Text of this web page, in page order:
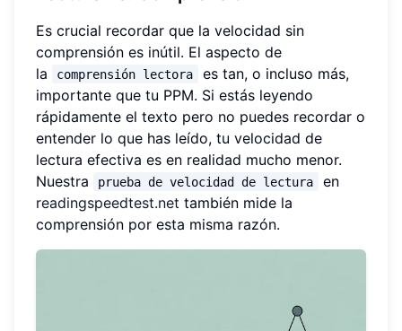
Es crucial recordar que la velocidad sin
comprensión es inútil. El aspecto de
la
comprensión lectora
es tan, o incluso más,
importante que tu PPM. Si estás leyendo
rápidamente el texto pero no puedes recordar o
entender lo que has leído, tu velocidad de
lectura efectiva es en realidad mucho menor.
Nuestra
prueba de velocidad de lectura
en
readingspeedtest.net también mide la
comprensión por esta misma razón.